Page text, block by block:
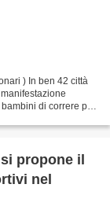
) In ben 42 città
di correre per
propone il
nel